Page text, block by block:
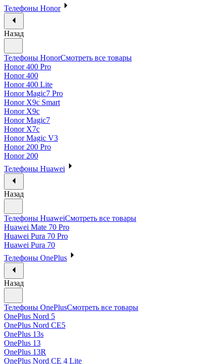
Телефоны Honor
Назад
Телефоны HonorСмотреть все товары
Honor 400 Pro
Honor 400
Honor 400 Lite
Honor Magic7 Pro
Honor X9c Smart
Honor X9c
Honor Magic7
Honor X7c
Honor Magic V3
Honor 200 Pro
Honor 200
Телефоны Huawei
Назад
Телефоны HuaweiСмотреть все товары
Huawei Mate 70 Pro
Huawei Pura 70 Pro
Huawei Pura 70
Телефоны OnePlus
Назад
Телефоны OnePlusСмотреть все товары
OnePlus Nord 5
OnePlus Nord CE5
OnePlus 13s
OnePlus 13
OnePlus 13R
OnePlus Nord CE 4 Lite